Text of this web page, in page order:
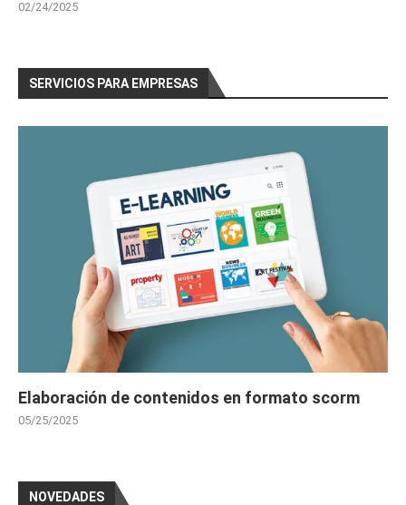
02/24/2025
SERVICIOS PARA EMPRESAS
Elaboración de contenidos en formato scorm
05/25/2025
NOVEDADES